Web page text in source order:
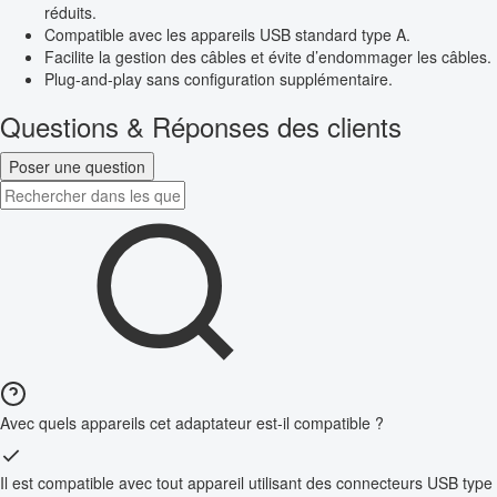
réduits.
Compatible avec les appareils USB standard type A.
Facilite la gestion des câbles et évite d’endommager les câbles.
Plug-and-play sans configuration supplémentaire.
Questions & Réponses des clients
Poser une question
Avec quels appareils cet adaptateur est-il compatible ?
Il est compatible avec tout appareil utilisant des connecteurs USB type